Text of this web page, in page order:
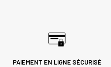
PAIEMENT EN LIGNE SÉCURISÉ